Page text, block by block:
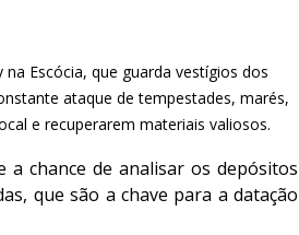
Escócia, que guarda vestígios dos
ataque de tempestades, marés,
e recuperarem materiais valiosos.
a chance de analisar os depósitos
que são a chave para a datação